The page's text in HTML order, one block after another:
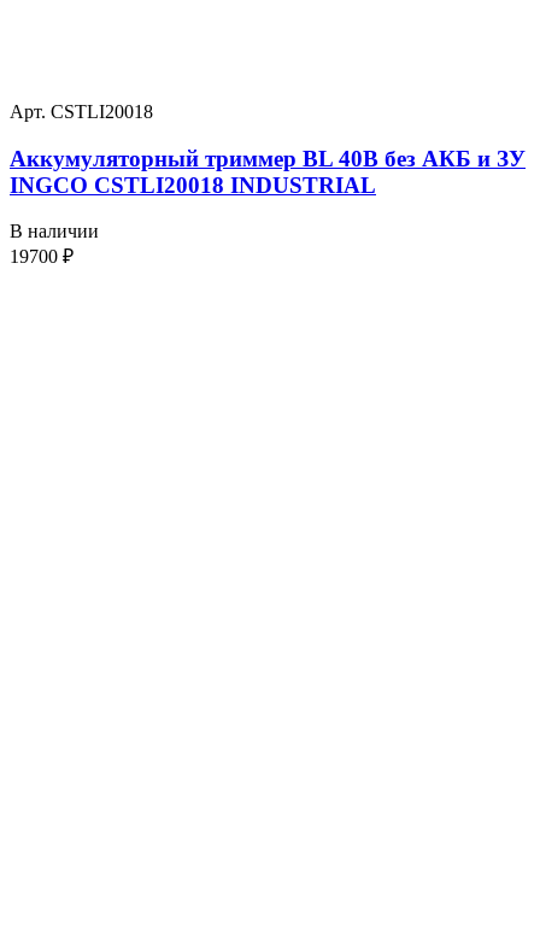
Арт. CSTLI20018
Аккумуляторный триммер BL 40В без АКБ и ЗУ
INGCO CSTLI20018 INDUSTRIAL
В наличии
19700 ₽